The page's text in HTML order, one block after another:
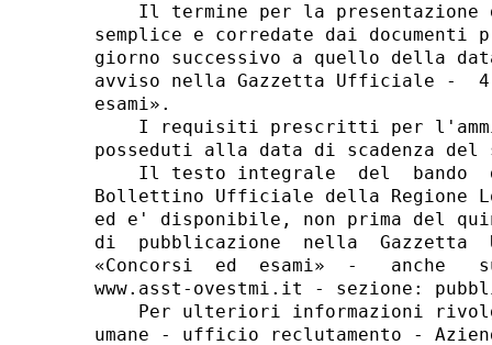
Il termine per la presentazione
semplice e corredate dai
giorno successivo a quello della
avviso nella Gazzetta Ufficiale -
esami».
I requisiti prescritti per
posseduti alla data di scadenza
Il testo integrale  del  bando
Bollettino Ufficiale della Regione
ed e' disponibile, non prima del
di  pubblicazione  nella
«Concorsi  ed  esami»  -   anche
www.asst-ovestmi.it - sezione:
Per ulteriori informazioni
umane - ufficio reclutamento -